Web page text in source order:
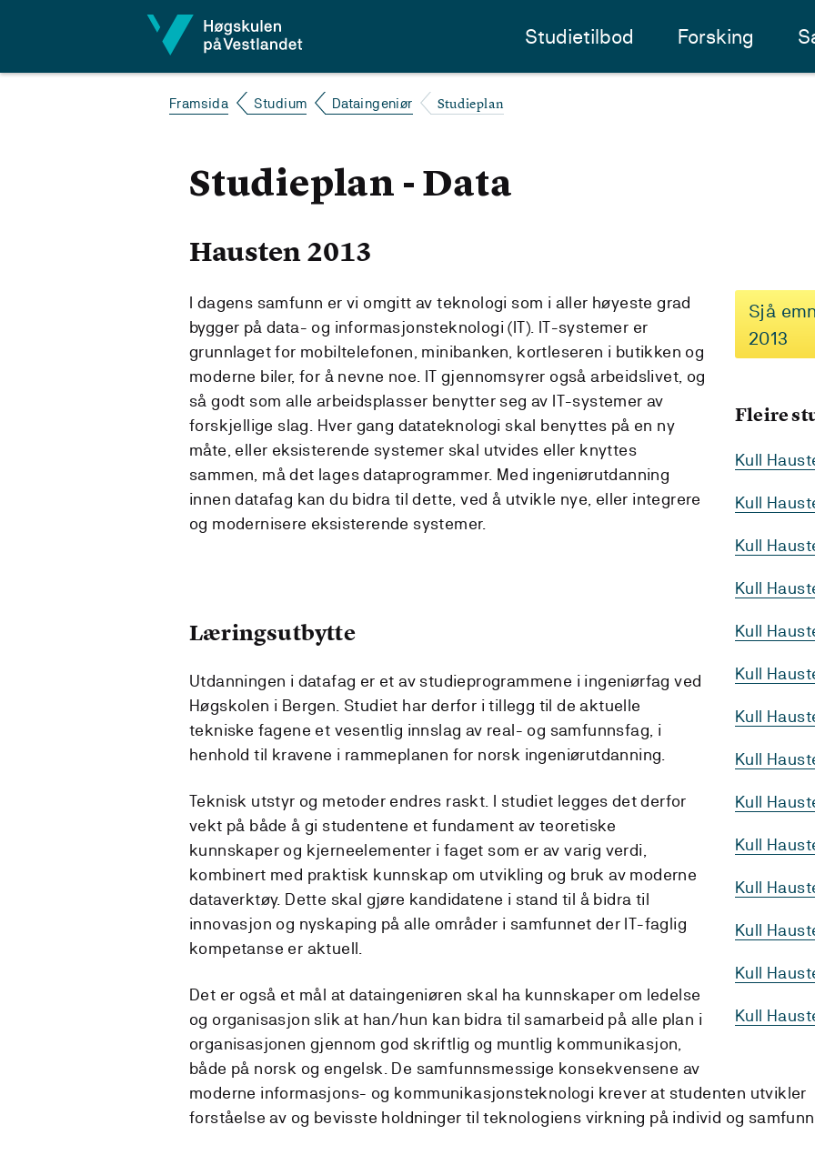
Studietilbod Forsking
Framsida Studium Dataingeniør Studieplan
Studieplan - Data
Hausten 2013
Sjå
2013
Fleire
Kull
Kull
Kull
Kull
Kull
Kull
Kull
Kull
Kull
Kull
Kull
Kull
Kull
Kull
I dagens samfunn er vi omgitt av teknologi som i aller høyeste grad
bygger på data- og informasjonsteknologi (IT). IT-systemer er
grunnlaget for mobiltelefonen, minibanken, kortleseren i butikken og
moderne biler, for å nevne noe. IT gjennomsyrer også arbeidslivet, og
så godt som alle arbeidsplasser benytter seg av IT-systemer av
forskjellige slag. Hver gang datateknologi skal benyttes på en ny
måte, eller eksisterende systemer skal utvides eller knyttes
sammen, må det lages dataprogrammer. Med ingeniørutdanning
innen datafag kan du bidra til dette, ved å utvikle nye, eller integrere
og modernisere eksisterende systemer.
Læringsutbytte
Utdanningen i datafag er et av studieprogrammene i ingeniørfag ved
Høgskolen i Bergen. Studiet har derfor i tillegg til de aktuelle
tekniske fagene et vesentlig innslag av real- og samfunnsfag, i
henhold til kravene i rammeplanen for norsk ingeniørutdanning.
Teknisk utstyr og metoder endres raskt. I studiet legges det derfor
vekt på både å gi studentene et fundament av teoretiske
kunnskaper og kjerneelementer i faget som er av varig verdi,
kombinert med praktisk kunnskap om utvikling og bruk av moderne
dataverktøy. Dette skal gjøre kandidatene i stand til å bidra til
innovasjon og nyskaping på alle områder i samfunnet der IT-faglig
kompetanse er aktuell.
Det er også et mål at dataingeniøren skal ha kunnskaper om ledelse
og organisasjon slik at han/hun kan bidra til samarbeid på alle plan i
organisasjonen gjennom god skriftlig og muntlig kommunikasjon,
både på norsk og engelsk. De samfunnsmessige konsekvensene av
moderne informasjons- og kommunikasjonsteknologi krever at studenten utvikler
forståelse av og bevisste holdninger til teknologiens virkning på individ og